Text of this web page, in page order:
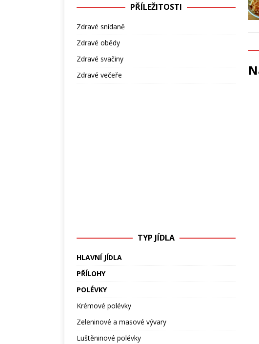
PŘÍLEŽITOSTI
Zdravé snídaně
Zdravé obědy
Zdravé svačiny
Zdravé večeře
TYP JÍDLA
HLAVNÍ JÍDLA
PŘÍLOHY
POLÉVKY
Krémové polévky
Zeleninové a masové vývary
Luštěninové polévky